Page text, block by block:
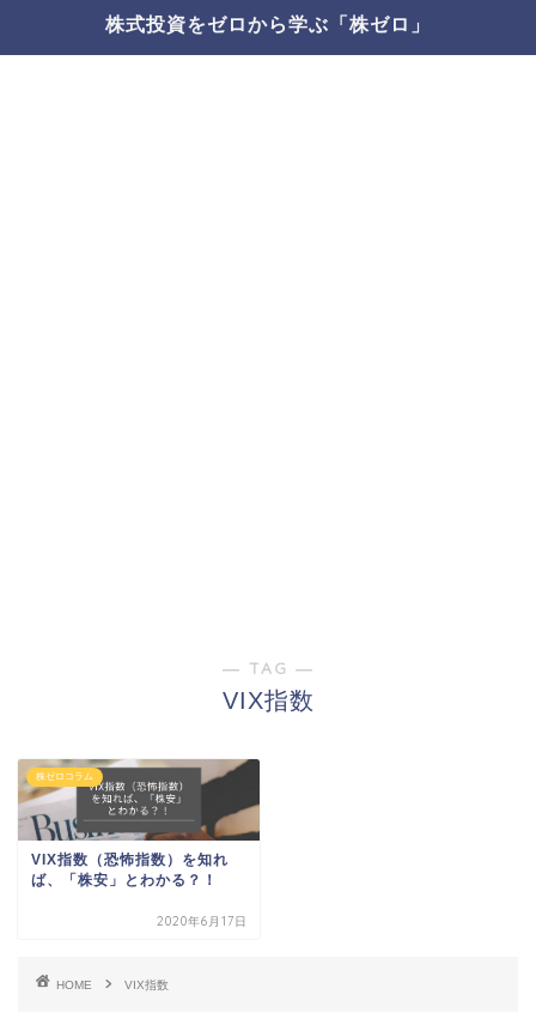
株式投資をゼロから学ぶ「株ゼロ」
― TAG ―
VIX指数
株ゼロコラム
VIX指数（恐怖指数）を知れ
ば、「株安」とわかる？！
2020年6月17日
HOME VIX指数